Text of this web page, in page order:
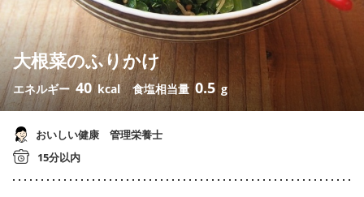
大根菜のふりかけ
エネルギー 40 kcal 食塩相当量 0.5 g
おいしい健康 管理栄養士
15分以内